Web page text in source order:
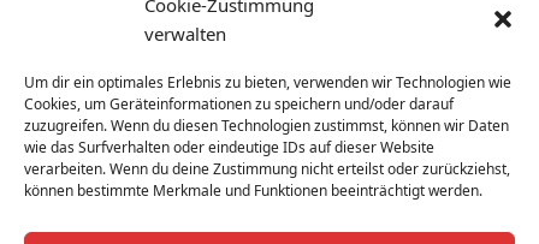
Cookie-Zustimmung
verwalten
Um dir ein optimales Erlebnis zu bieten, verwenden wir Technologien wie
Cookies, um Geräteinformationen zu speichern und/oder darauf
zuzugreifen. Wenn du diesen Technologien zustimmst, können wir Daten
wie das Surfverhalten oder eindeutige IDs auf dieser Website
verarbeiten. Wenn du deine Zustimmung nicht erteilst oder zurückziehst,
können bestimmte Merkmale und Funktionen beeinträchtigt werden.